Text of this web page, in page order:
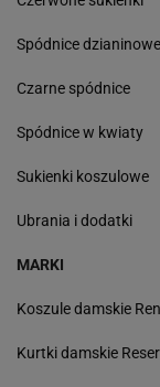
Spódnice dzianinowe
Czarne spódnice
Spódnice w kwiaty
Sukienki koszulowe
Ubrania i dodatki
MARKI
Koszule damskie
Kurtki damskie